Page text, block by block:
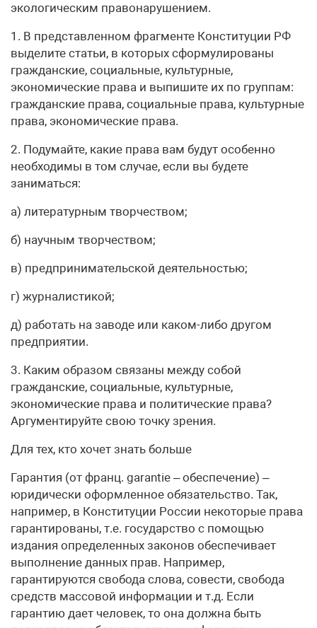
экологическим правонарушением.
1. В представленном фрагменте Конституции РФ
выделите статьи, в которых сформулированы
гражданские, социальные, культурные,
экономические права и выпишите их по группам:
гражданские права, социальные права, культурные
права, экономические права.
2. Подумайте, какие права вам будут особенно
необходимы в том случае, если вы будете
заниматься:
а) литературным творчеством;
б) научным творчеством;
в) предпринимательской деятельностью;
г) журналистикой;
д) работать на заводе или каком-либо другом
предприятии.
3. Каким образом связаны между собой
гражданские, социальные, культурные,
экономические права и политические права?
Аргументируйте свою точку зрения.
Для тех, кто хочет знать больше
Гарантия (от франц. garantie – обеспечение) –
юридически оформленное обязательство. Так,
например, в Конституции России некоторые права
гарантированы, т.е. государство с помощью
издания определенных законов обеспечивает
выполнение данных прав. Например,
гарантируются свобода слова, совести, свобода
средств массовой информации и т.д. Если
гарантию дает человек, то она должна быть